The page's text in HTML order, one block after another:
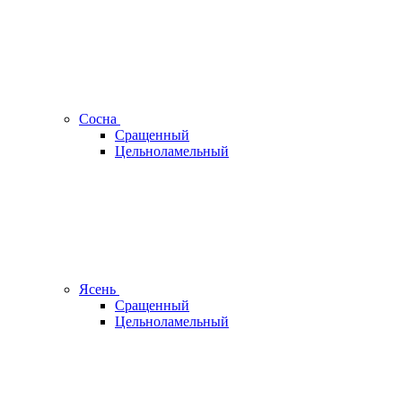
Сосна
Сращенный
Цельноламельный
Ясень
Сращенный
Цельноламельный